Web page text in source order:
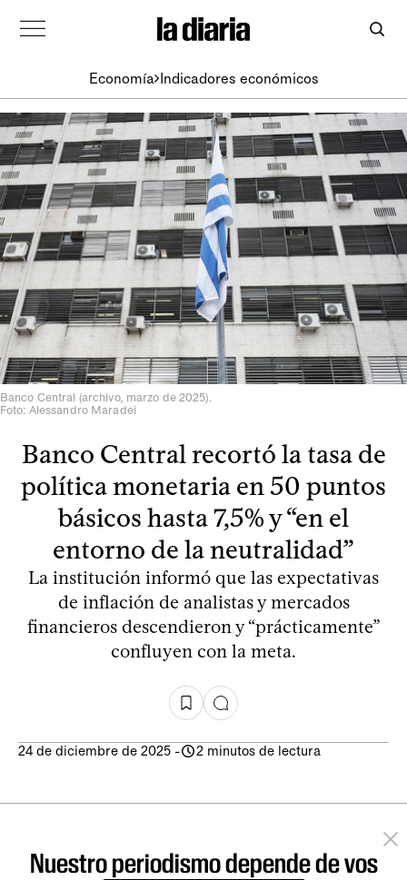
Economía Indicadores económicos
Banco Central (archivo, marzo de 2025).
Foto: Alessandro Maradei
Banco Central recortó la tasa de
política monetaria en 50 puntos
básicos hasta 7,5% y “en el
entorno de la neutralidad”
La institución informó que las expectativas
de inflación de analistas y mercados
financieros descendieron y “prácticamente”
confluyen con la meta.
24 de diciembre de 2025 - 2 minutos de lectura
Nuestro periodismo depende de vos